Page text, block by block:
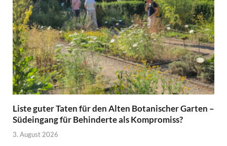
Liste guter Taten für den Alten Botanischer Garten –
Südeingang für Behinderte als Kompromiss?
3. August 2026